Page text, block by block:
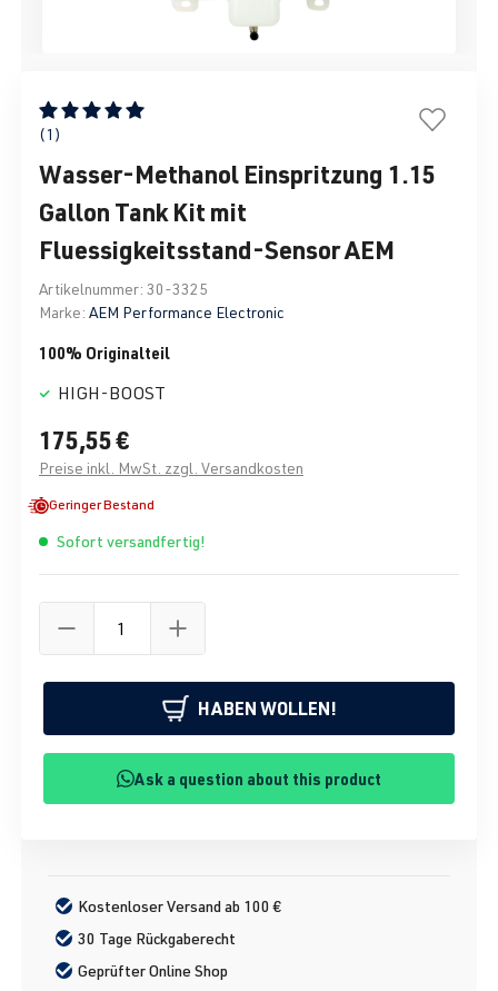
Durchschnittliche Bewertung von 5 von 5 Sternen
(1)
Wasser-Methanol Einspritzung 1.15
Gallon Tank Kit mit
Fluessigkeitsstand-Sensor AEM
Artikelnummer: 30-3325
Marke: AEM Performance Electronic
100% Originalteil
HIGH-BOOST
175,55 €
Preise inkl. MwSt. zzgl. Versandkosten
Geringer Bestand
Sofort versandfertig!
HABEN WOLLEN!
Ask a question about this product
Kostenloser Versand ab 100 €
30 Tage Rückgaberecht
Geprüfter Online Shop